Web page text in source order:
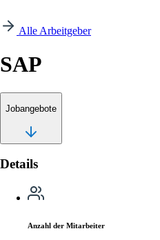
Alle Arbeitgeber
SAP
Jobangebote
Details
Anzahl der Mitarbeiter